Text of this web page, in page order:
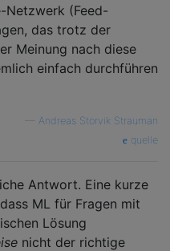
Netzwerk (Feed-
das trotz der
Meinung nach diese
einfach durchführen
Andreas Storvik Strauman
quelle
Antwort. Eine kurze
ML für Fragen mit
Lösung
nicht der richtige